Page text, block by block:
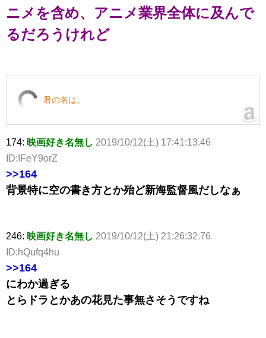
ニメを含め、アニメ業界全体に及んで
るだろうけれど
君の名は。
174: 映画好き名無し 2019/10/12(土) 17:41:13.46
ID:IFeY9orZ
>>164
背景特に空の書き方とか殆ど新海監督風だしなぁ
246: 映画好き名無し 2019/10/12(土) 21:26:32.76
ID:hQufq4hu
>>164
にわか過ぎる
とらドラとかあの花見た事無さそうですね